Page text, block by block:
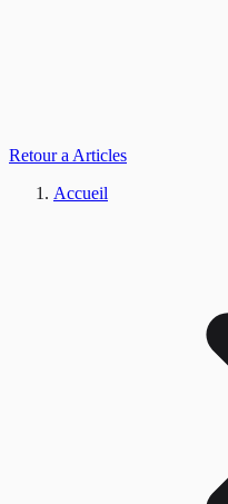
Retour a Articles
Accueil